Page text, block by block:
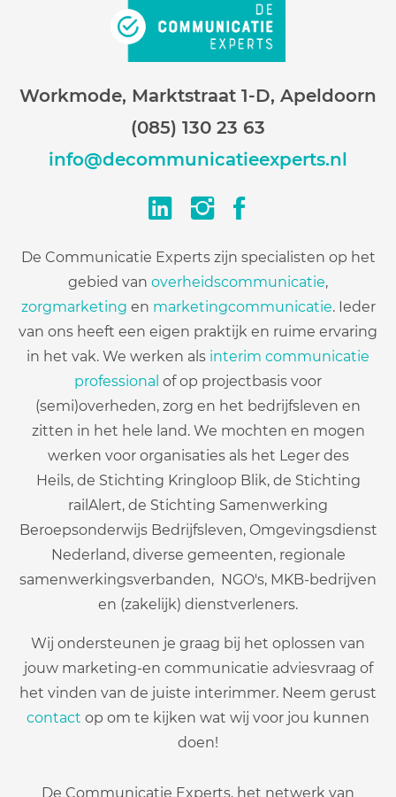
Workmode, Marktstraat 1-D, Apeldoorn
(085) 130 23 63
info@decommunicatie­­­experts.nl
De Communicatie Experts zijn specialisten op het
gebied van overheidscommunicatie,
zorgmarketing en marketingcommunicatie. Ieder
van ons heeft een eigen praktijk en ruime ervaring
in het vak. We werken als interim communicatie
professional of op projectbasis voor
(semi)overheden, zorg en het bedrijfsleven en
zitten in het hele land. We mochten en mogen
werken voor organisaties als het Leger des
Heils, de Stichting Kringloop Blik, de Stichting
railAlert, de Stichting Samenwerking
Beroepsonderwijs Bedrijfsleven, Omgevingsdienst
Nederland, diverse gemeenten, regionale
samenwerkingsverbanden, NGO's, MKB-bedrijven
en (zakelijk) dienstverleners.
Wij ondersteunen je graag bij het oplossen van
jouw marketing-en communicatie adviesvraag of
het vinden van de juiste interimmer. Neem gerust
contact op om te kijken wat wij voor jou kunnen
doen!
De Communicatie Experts, het netwerk van